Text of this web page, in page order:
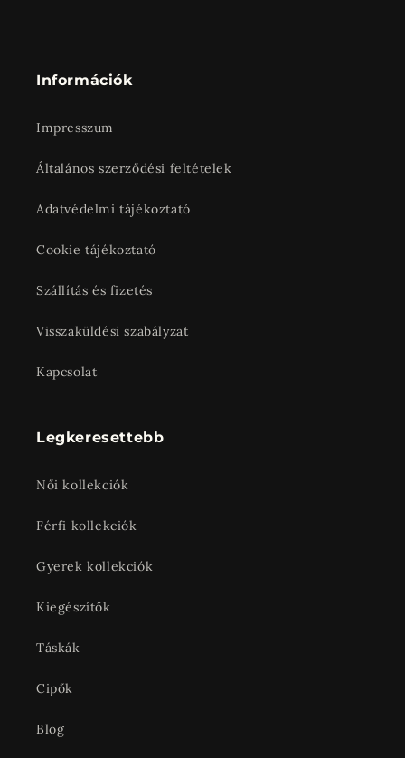
Információk
Impresszum
Általános szerződési feltételek
Adatvédelmi tájékoztató
Cookie tájékoztató
Szállítás és fizetés
Visszaküldési szabályzat
Kapcsolat
Legkeresettebb
Női kollekciók
Férfi kollekciók
Gyerek kollekciók
Kiegészítők
Táskák
Cipők
Blog